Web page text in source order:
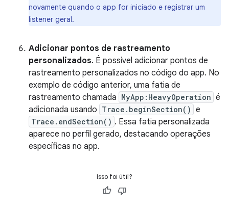
novamente quando o app for iniciado e registrar um
listener geral.
Adicionar pontos de rastreamento
personalizados. É possível adicionar pontos de
rastreamento personalizados no código do app. No
exemplo de código anterior, uma fatia de
rastreamento chamada MyApp:HeavyOperation é
adicionada usando Trace.beginSection() e
Trace.endSection() . Essa fatia personalizada
aparece no perfil gerado, destacando operações
específicas no app.
Isso foi útil?